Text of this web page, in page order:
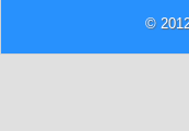
©